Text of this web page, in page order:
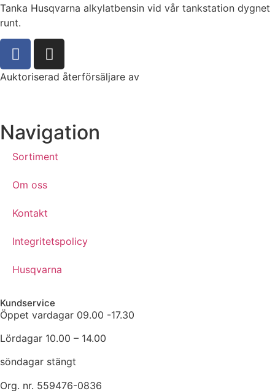
Tanka Husqvarna alkylatbensin vid vår tankstation dygnet
runt.
Auktoriserad återförsäljare av
Navigation
Sortiment
Om oss
Kontakt
Integritetspolicy
Husqvarna
Kundservice
Öppet vardagar 09.00 -17.30
Lördagar 10.00 – 14.00
söndagar stängt
Org. nr. 559476-0836